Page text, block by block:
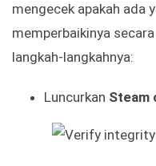
mengecek apakah ada
memperbaikinya
langkah-langkahnya:
Luncurkan Steam